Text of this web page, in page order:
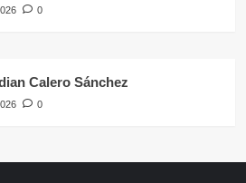
0
Calero Sánchez
0